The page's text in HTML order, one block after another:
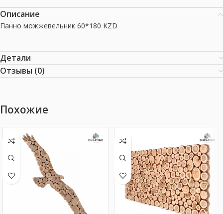
Описание
Панно можжевельник 60*180 KZD
Детали
Отзывы (0)
Похожие